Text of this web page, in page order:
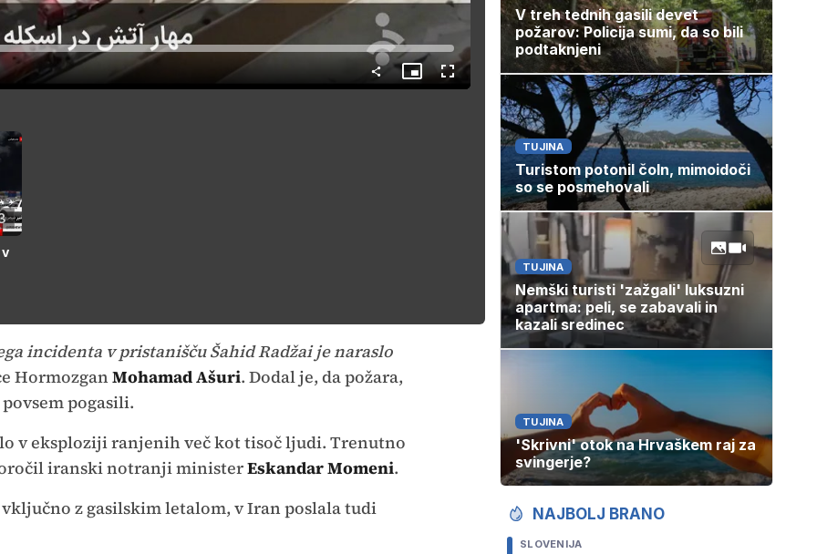
Slika
v
Celozaslonski
način
incidenta v pristanišču Šahid Radžai je naraslo
HormozganMohamad Ašuri. Dodal je, da požara,
pogasili.
v eksploziji ranjenih več kot tisoč ljudi. Trenutno
iranski notranji ministerEskandar Momeni.
z gasilskim letalom, v Iran poslala tudi
V treh tednih gasili devet
požarov: Policija sumi, da so bili
podtaknjeni
TUJINA
Turistom potonil čoln, mimoidoči
so se posmehovali
TUJINA
Nemški turisti 'zažgali' luksuzni
apartma: peli, se zabavali in
kazali sredinec
TUJINA
'Skrivni' otok na Hrvaškem raj za
svingerje?
NAJBOLJ BRANO
SLOVENIJA